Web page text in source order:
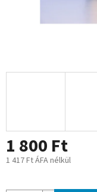
1 800 Ft
1 417 Ft ÁFA nélkül